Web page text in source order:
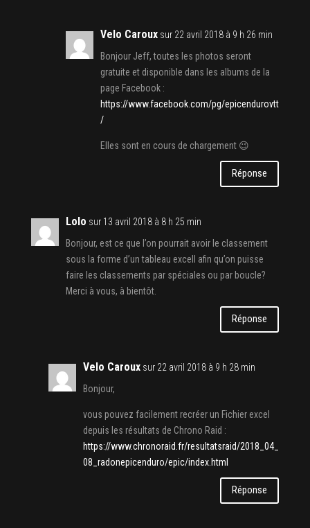
Velo Caroux sur 22 avril 2018 à 9 h 26 min
Bonjour Jeff, toutes les photos seront
gratuite et disponible dans les albums de la
page Facebook :
https://www.facebook.com/pg/epicendurovtt
/
Elles sont en cours de chargement 😉
Réponse
Lolo sur 13 avril 2018 à 8 h 25 min
Bonjour, est ce que l’on pourrait avoir le classement
sous la forme d’un tableau excell afin qu’on puisse
faire les classements par spéciales ou par boucle?
Merci à vous, à bientôt.
Réponse
Velo Caroux sur 22 avril 2018 à 9 h 28 min
Bonjour,
vous pouvez facilement recréer un Fichier excel
depuis les résultats de Chrono Raid :
https://www.chronoraid.fr/resultatsraid/2018_04_
08_radonepicenduro/epic/index.html
Réponse